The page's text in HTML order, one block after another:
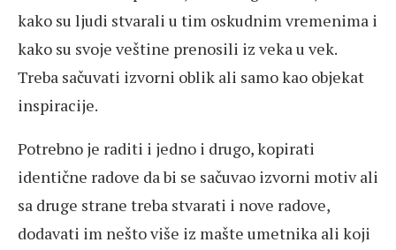
kako su ljudi stvarali u tim oskudnim vremenima i
kako su svoje veštine prenosili iz veka u vek.
Treba sačuvati izvorni oblik ali samo kao objekat
inspiracije.
Potrebno je raditi i jedno i drugo, kopirati
identične radove da bi se sačuvao izvorni motiv ali
sa druge strane treba stvarati i nove radove,
dodavati im nešto više iz mašte umetnika ali koji